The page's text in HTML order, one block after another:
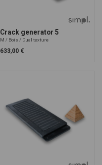
Crack generator 5
M Bois Dual texture
633,00 €